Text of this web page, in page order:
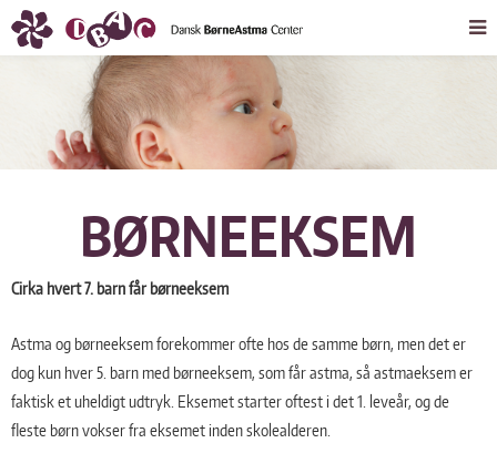
BØRNEEKSEM
Cirka hvert 7. barn får børneeksem
Astma og børneeksem forekommer ofte hos de samme børn, men det er
dog kun hver 5. barn med børneeksem, som får astma, så astmaeksem er
faktisk et uheldigt udtryk. Eksemet starter oftest i det 1. leveår, og de
fleste børn vokser fra eksemet inden skolealderen.